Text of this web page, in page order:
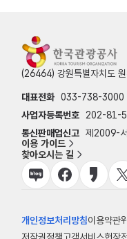
(26464) 강원특별자치도
대표전화 033-738-3000
사업자등록번호
202-81-
통신판매업신고 제2009-
이용 가이드
찾아오시는 길
개인정보처리방침이용약관